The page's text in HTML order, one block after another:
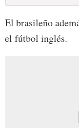
El brasileño
el fútbol inglés.